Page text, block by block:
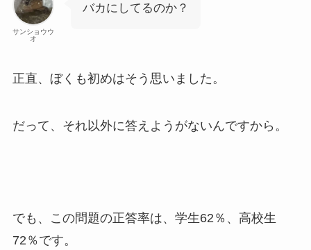
サンショウウ
オ
バカにしてるのか？
正直、ぼくも初めはそう思いました。
だって、それ以外に答えようがないんですから。
でも、この問題の正答率は、学生62％、高校生
72％です。